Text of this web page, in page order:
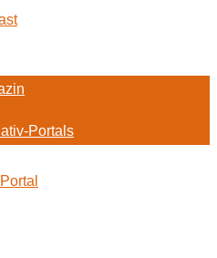
Portals